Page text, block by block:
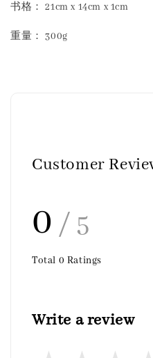
书格： 21cm x 14cm x 1cm
重量： 300g
Customer
0 / 5
Total 0 Ratings
Write a review